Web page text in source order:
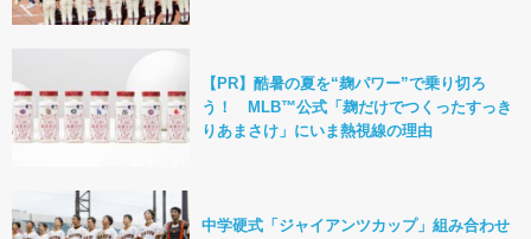
【PR】酷暑の夏を“麹パワー”で乗り切ろ
う！ MLB™公式「麹だけでつくったすっき
りあまさけ」にいま熱視線の理由
中学硬式「ジャイアンツカップ」組み合わせ